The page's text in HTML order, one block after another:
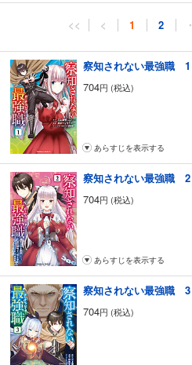
<< < 1 2 ・
察知されない最強職 1
704円 (税込)
あらすじを表示する
察知されない最強職 2
704円 (税込)
あらすじを表示する
察知されない最強職 3
704円 (税込)